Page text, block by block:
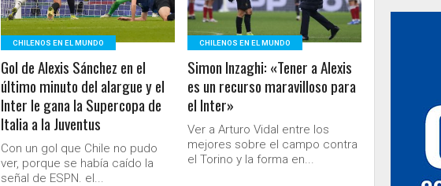
CHILENOS EN EL MUNDO
Gol de Alexis Sánchez en el
último minuto del alargue y el
Inter le gana la Supercopa de
Italia a la Juventus
Con un gol que Chile no pudo
ver, porque se había caído la
señal de ESPN. el...
CHILENOS EN EL MUNDO
Simon Inzaghi: «Tener a Alexis
es un recurso maravilloso para
el Inter»
Ver a Arturo Vidal entre los
mejores sobre el campo contra
el Torino y la forma en...
Ministerio Secretaría General de Gobierno